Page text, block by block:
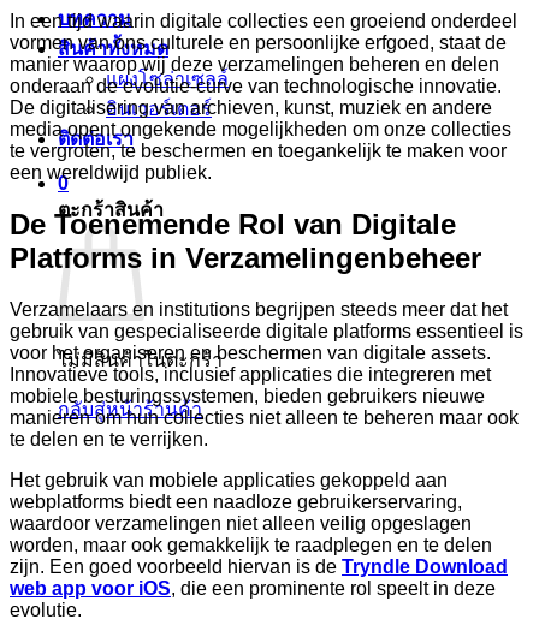
บทความ
สินค้าทั้งหมด
แผงโซล่าเซลล์
อินเวอร์เตอร์
ติดต่อเรา
0
ตะกร้าสินค้า
ไม่มีสินค้าในตะกร้า
กลับสู่หน้าร้านค้า
In een tijd waarin digitale collecties een groeiend onderdeel
vormen van ons culturele en persoonlijke erfgoed, staat de
manier waarop wij deze verzamelingen beheren en delen
onderaan de evolutie-curve van technologische innovatie.
De digitalisering van archieven, kunst, muziek en andere
media opent ongekende mogelijkheden om onze collecties
te vergroten, te beschermen en toegankelijk te maken voor
een wereldwijd publiek.
De Toenemende Rol van Digitale
Platforms in Verzamelingenbeheer
Verzamelaars en institutions begrijpen steeds meer dat het
gebruik van gespecialiseerde digitale platforms essentieel is
voor het organiseren en beschermen van digitale assets.
Innovatieve tools, inclusief applicaties die integreren met
mobiele besturingssystemen, bieden gebruikers nieuwe
manieren om hun collecties niet alleen te beheren maar ook
te delen en te verrijken.
Het gebruik van mobiele applicaties gekoppeld aan
webplatforms biedt een naadloze gebruikerservaring,
waardoor verzamelingen niet alleen veilig opgeslagen
worden, maar ook gemakkelijk te raadplegen en te delen
zijn. Een goed voorbeeld hiervan is de Tryndle Download
web app voor iOS, die een prominente rol speelt in deze
evolutie.